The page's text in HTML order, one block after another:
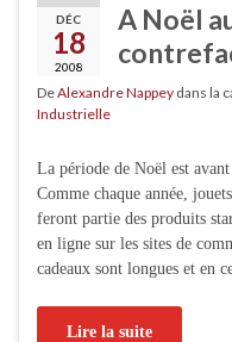
DÉC
18
2008
A Noël
DeAlexandre Nappey dans la
Industrielle
La période de Noël est
Comme chaque année,
feront partie des produits
en ligne sur les sites de
cadeaux sont longues et en
Lire la suite